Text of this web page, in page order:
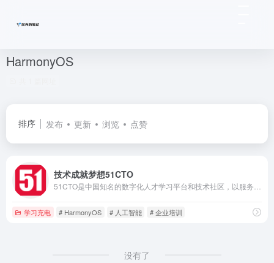
HarmonyOS
排序 发布 更新 浏览 点赞
技术成就梦想51CTO
学习充电 # HarmonyOS # 人工智能 # 企业培训
没有了